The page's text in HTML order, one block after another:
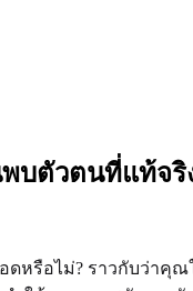
บตัวตนที่แท้จริ
หรือไม่? ราวกับว่า